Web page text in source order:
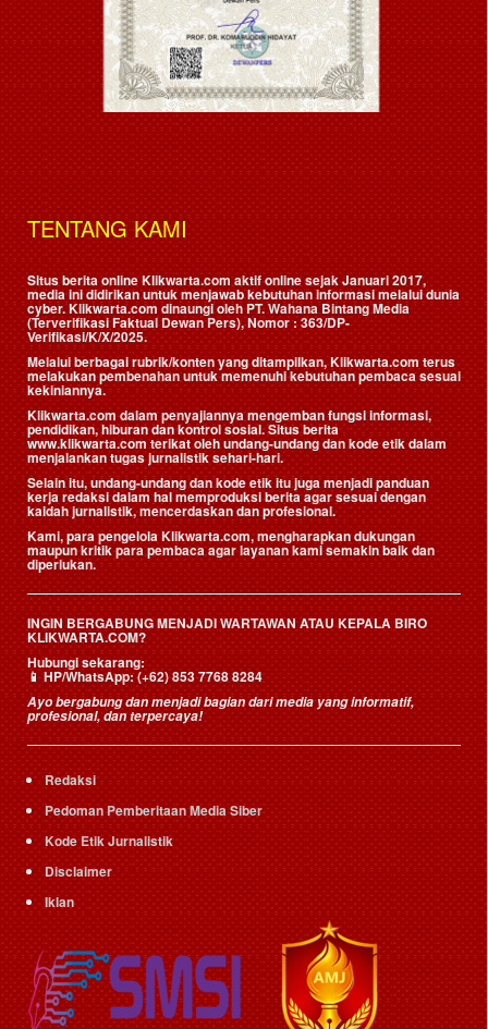
TENTANG KAMI
Situs berita online Klikwarta.com aktif online sejak Januari 2017,
media ini didirikan untuk menjawab kebutuhan informasi melalui dunia
cyber. Klikwarta.com dinaungi oleh PT. Wahana Bintang Media
(Terverifikasi Faktual Dewan Pers), Nomor : 363/DP-
Verifikasi/K/X/2025.
Melalui berbagai rubrik/konten yang ditampilkan, Klikwarta.com terus
melakukan pembenahan untuk memenuhi kebutuhan pembaca sesuai
kekiniannya.
Klikwarta.com dalam penyajiannya mengemban fungsi informasi,
pendidikan, hiburan dan kontrol sosial. Situs berita
www.klikwarta.com terikat oleh undang-undang dan kode etik dalam
menjalankan tugas jurnalistik sehari-hari.
Selain itu, undang-undang dan kode etik itu juga menjadi panduan
kerja redaksi dalam hal memproduksi berita agar sesuai dengan
kaidah jurnalistik, mencerdaskan dan profesional.
Kami, para pengelola Klikwarta.com, mengharapkan dukungan
maupun kritik para pembaca agar layanan kami semakin baik dan
diperlukan.
INGIN BERGABUNG MENJADI WARTAWAN ATAU KEPALA BIRO
KLIKWARTA.COM?
Hubungi sekarang:
📱HP/WhatsApp:(+62) 853 7768 8284
Ayo bergabung dan menjadi bagian dari media yang informatif,
profesional, dan terpercaya!
Redaksi
Pedoman Pemberitaan Media Siber
Kode Etik Jurnalistik
Disclaimer
Iklan